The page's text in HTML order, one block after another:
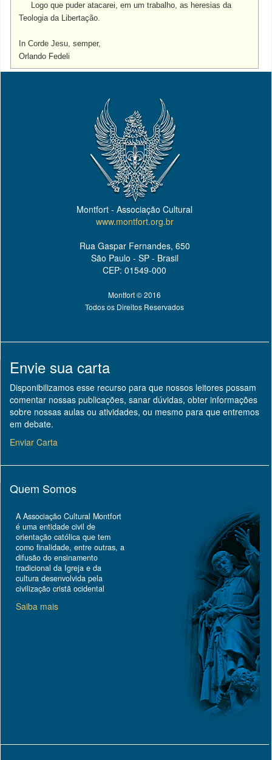
Logo que puder atacarei, em um trabalho, as heresias da
Teologia da Libertação.
In Corde Jesu, semper,
Orlando Fedeli
Montfort - Associação Cultural
www.montfort.org.br
Rua Gaspar Fernandes, 650
São Paulo - SP - Brasil
CEP: 01549-000
Montfort © 2016
Todos os Direitos Reservados
Envie sua carta
Disponibilizamos esse recurso para que nossos leitores possam
comentar nossas publicações, sanar dúvidas, obter informações
sobre nossas aulas ou atividades, ou mesmo para que entremos
em debate.
Enviar Carta
Quem Somos
A Associação Cultural Montfort
é uma entidade civil de
orientação católica que tem
como finalidade, entre outras, a
difusão do ensinamento
tradicional da Igreja e da
cultura desenvolvida pela
civilização cristã ocidental
Saiba mais